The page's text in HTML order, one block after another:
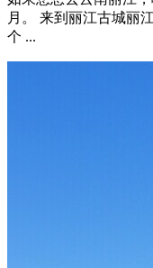
月。 来到丽江古城丽
个 ...